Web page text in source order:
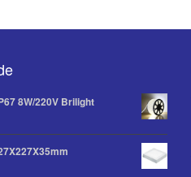
8W/220V Brilight